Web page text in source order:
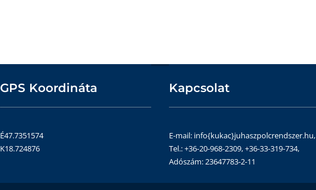
GPS Koordináta
É47.7351574
K18.724876
Kapcsolat
E-mail: info{kukac}juhaszpolcrendszer.hu,
Tel.: +36-20-968-2309, +36-33-319-734,
Adószám: 23647783-2-11